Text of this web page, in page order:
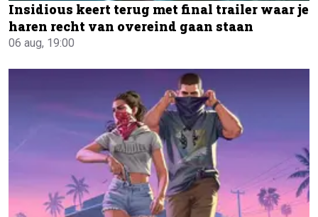
Insidious keert terug met final trailer waar je
haren recht van overeind gaan staan
06 aug, 19:00